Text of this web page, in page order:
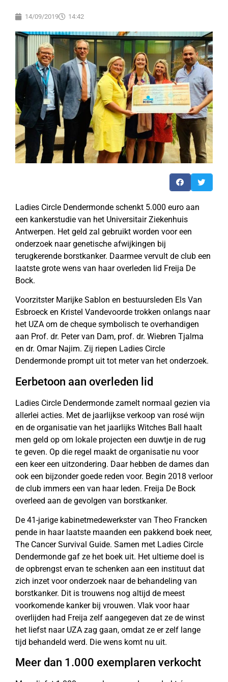
14/09/2019 14:42
Ladies Circle Dendermonde schenkt 5.000 euro aan
een kankerstudie van het Universitair Ziekenhuis
Antwerpen. Het geld zal gebruikt worden voor een
onderzoek naar genetische afwijkingen bij
terugkerende borstkanker. Daarmee vervult de club een
laatste grote wens van haar overleden lid Freija De
Bock.
Voorzitster Marijke Sablon en bestuursleden Els Van
Esbroeck en Kristel Vandevoorde trokken onlangs naar
het UZA om de cheque symbolisch te overhandigen
aan Prof. dr. Peter van Dam, prof. dr. Wiebren Tjalma
en dr. Omar Najim. Zij riepen Ladies Circle
Dendermonde prompt uit tot meter van het onderzoek.
Eerbetoon aan overleden lid
Ladies Circle Dendermonde zamelt normaal gezien via
allerlei acties. Met de jaarlijkse verkoop van rosé wijn
en de organisatie van het jaarlijks Witches Ball haalt
men geld op om lokale projecten een duwtje in de rug
te geven. Op die regel maakt de organisatie nu voor
een keer een uitzondering. Daar hebben de dames dan
ook een bijzonder goede reden voor. Begin 2018 verloor
de club immers een van haar leden. Freija De Bock
overleed aan de gevolgen van borstkanker.
De 41-jarige kabinetmedewerkster van Theo Francken
pende in haar laatste maanden een pakkend boek neer,
The Cancer Survival Guide. Samen met Ladies Circle
Dendermonde gaf ze het boek uit. Het ultieme doel is
de opbrengst ervan te schenken aan een instituut dat
zich inzet voor onderzoek naar de behandeling van
borstkanker. Dit is trouwens nog altijd de meest
voorkomende kanker bij vrouwen. Vlak voor haar
overlijden had Freija zelf aangegeven dat ze de winst
het liefst naar UZA zag gaan, omdat ze er zelf lange
tijd behandeld werd. Die wens komt nu uit.
Meer dan 1.000 exemplaren verkocht